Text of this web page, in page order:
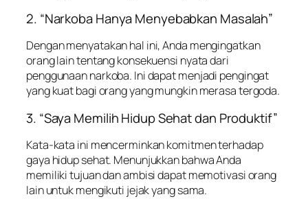
2. “Narkoba Hanya Menyebabkan Masalah”
Dengan menyatakan hal ini, Anda mengingatkan
orang lain tentang konsekuensi nyata dari
penggunaan narkoba. Ini dapat menjadi pengingat
yang kuat bagi orang yang mungkin merasa tergoda.
3. “Saya Memilih Hidup Sehat dan Produktif”
Kata-kata ini mencerminkan komitmen terhadap
gaya hidup sehat. Menunjukkan bahwa Anda
memiliki tujuan dan ambisi dapat memotivasi orang
lain untuk mengikuti jejak yang sama.